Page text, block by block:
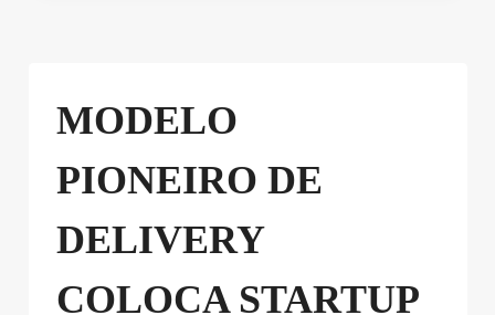
MODELO
PIONEIRO DE
DELIVERY
COLOCA STARTUP